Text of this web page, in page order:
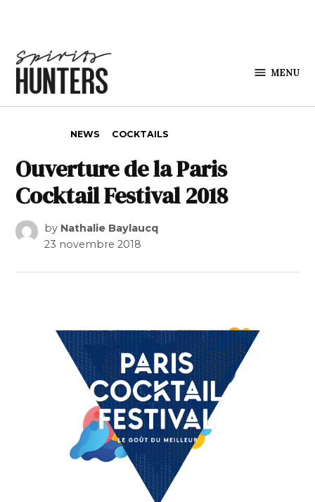
MENU
NEWS COCKTAILS
Ouverture de la Paris
Cocktail Festival 2018
by Nathalie Baylaucq
23 novembre 2018